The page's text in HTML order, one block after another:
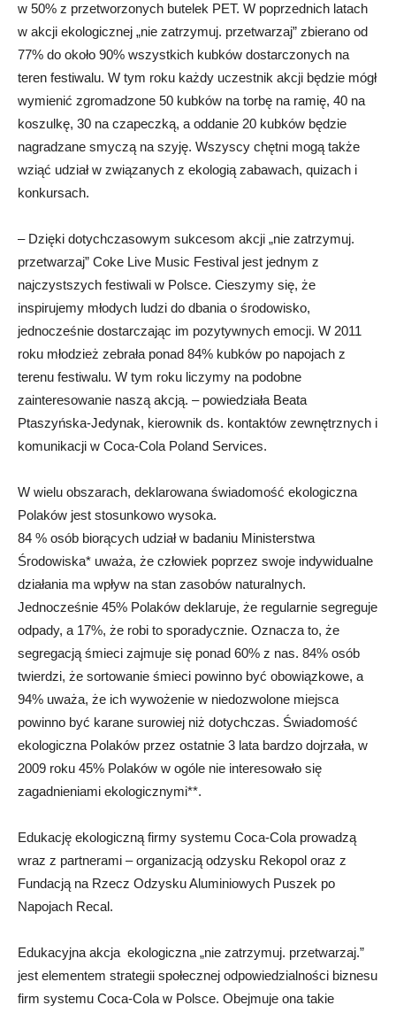
w 50% z przetworzonych butelek PET. W poprzednich latach
w akcji ekologicznej „nie zatrzymuj. przetwarzaj” zbierano od
77% do około 90% wszystkich kubków dostarczonych na
teren festiwalu. W tym roku każdy uczestnik akcji będzie mógł
wymienić zgromadzone 50 kubków na torbę na ramię, 40 na
koszulkę, 30 na czapeczką, a oddanie 20 kubków będzie
nagradzane smyczą na szyję. Wszyscy chętni mogą także
wziąć udział w związanych z ekologią zabawach, quizach i
konkursach.
– Dzięki dotychczasowym sukcesom akcji „nie zatrzymuj.
przetwarzaj” Coke Live Music Festival jest jednym z
najczystszych festiwali w Polsce. Cieszymy się, że
inspirujemy młodych ludzi do dbania o środowisko,
jednocześnie dostarczając im pozytywnych emocji. W 2011
roku młodzież zebrała ponad 84% kubków po napojach z
terenu festiwalu. W tym roku liczymy na podobne
zainteresowanie naszą akcją. – powiedziała Beata
Ptaszyńska-Jedynak, kierownik ds. kontaktów zewnętrznych i
komunikacji w Coca-Cola Poland Services.
W wielu obszarach, deklarowana świadomość ekologiczna
Polaków jest stosunkowo wysoka.
84 % osób biorących udział w badaniu Ministerstwa
Środowiska* uważa, że człowiek poprzez swoje indywidualne
działania ma wpływ na stan zasobów naturalnych.
Jednocześnie 45% Polaków deklaruje, że regularnie segreguje
odpady, a 17%, że robi to sporadycznie. Oznacza to, że
segregacją śmieci zajmuje się ponad 60% z nas. 84% osób
twierdzi, że sortowanie śmieci powinno być obowiązkowe, a
94% uważa, że ich wywożenie w niedozwolone miejsca
powinno być karane surowiej niż dotychczas. Świadomość
ekologiczna Polaków przez ostatnie 3 lata bardzo dojrzała, w
2009 roku 45% Polaków w ogóle nie interesowało się
zagadnieniami ekologicznymi**.
Edukację ekologiczną firmy systemu Coca-Cola prowadzą
wraz z partnerami – organizacją odzysku Rekopol oraz z
Fundacją na Rzecz Odzysku Aluminiowych Puszek po
Napojach Recal.
Edukacyjna akcja ekologiczna „nie zatrzymuj. przetwarzaj.”
jest elementem strategii społecznej odpowiedzialności biznesu
firm systemu Coca-Cola w Polsce. Obejmuje ona takie